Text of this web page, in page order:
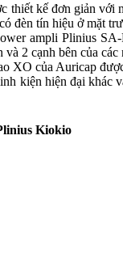
kế đơn giản
đèn tín hiệu ở mặt
ampli Plinius
2 cạnh bên của
XO của Auricap
kiện hiện đại
Kiokio